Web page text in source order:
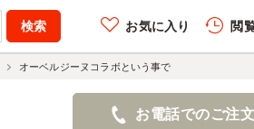
お気に入り 閲
オーベルジーヌコラボという事で
お電話でのご注